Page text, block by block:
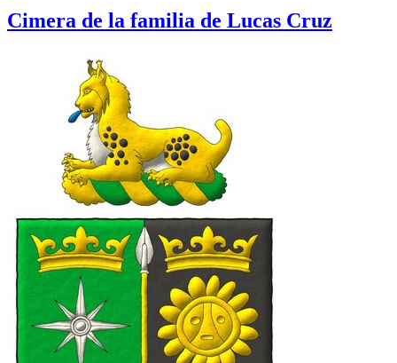
Cimera de la familia de Lucas Cruz